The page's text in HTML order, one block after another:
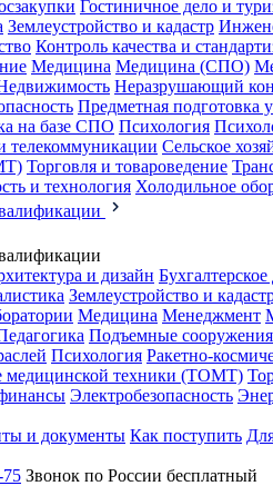
Гостиничное дело и
Землеустройство и кадастр
Контроль качества и
Медицина Медицина (СПО)
Неразрушающий
Предметная подготовка
на базе СПО Психология
телекоммуникации Сельское
Торговля и товароведение
и технология Холодильное
и дизайн Бухгалтерское
Землеустройство и
Медицина Менеджмент
Подъемные
Психология Ракетно-
медицинской техники (ТОМТ)
Электробезопасность
и документы Как поступить
75 Звонок по России бесплатный